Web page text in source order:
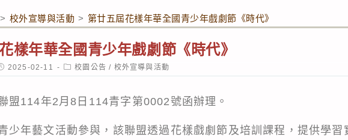
> 校外宣導與活動 > 第廿五屆花樣年華全國青少年戲劇節《時代》
樣年華全國青少年戲劇節《時代》
2025-02-11
Post
category:
校園公告 / 校外宣導與活動
盟114年2月8日114青字第0002號函辦理。
少年藝文活動參與，該聯盟透過花樣戲劇節及培訓課程，提供學習